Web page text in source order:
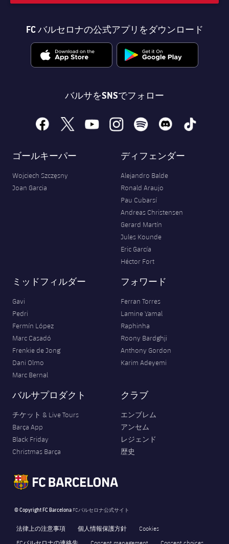
FC バルセロナの公式アプリをダウンロード
バルサをSNSでフォロー
facebook
x youtubeinstagramspotify discord tiktok
ゴールキーパー
Wojciech Szczęsny
Joan Garcia
ディフェンダー
Alejandro Balde
Ronald Araujo
Pau Cubarsí
Andreas Christensen
Gerard Martín
Jules Kounde
Eric García
Héctor Fort
ミッドフィルダー
Gavi
Pedri
Fermín López
Marc Casadó
Frenkie de Jong
Dani Olmo
Marc Bernal
フォワード
Ferran Torres
Lamine Yamal
Raphinha
Roony Bardghji
Anthony Gordon
Karim Adeyemi
バルサプロダクト
チケット & Live Tours
Barça App
Black Friday
Christmas Barça
クラブ
エンブレム
アンセム
レジェンド
歴史
© Copyright FC Barcelona FCバルセロナ公式サイト
法律上の注意事項 個人情報保護方針
Cookies
FCバルセロナの連絡先
Consent management Consent choices